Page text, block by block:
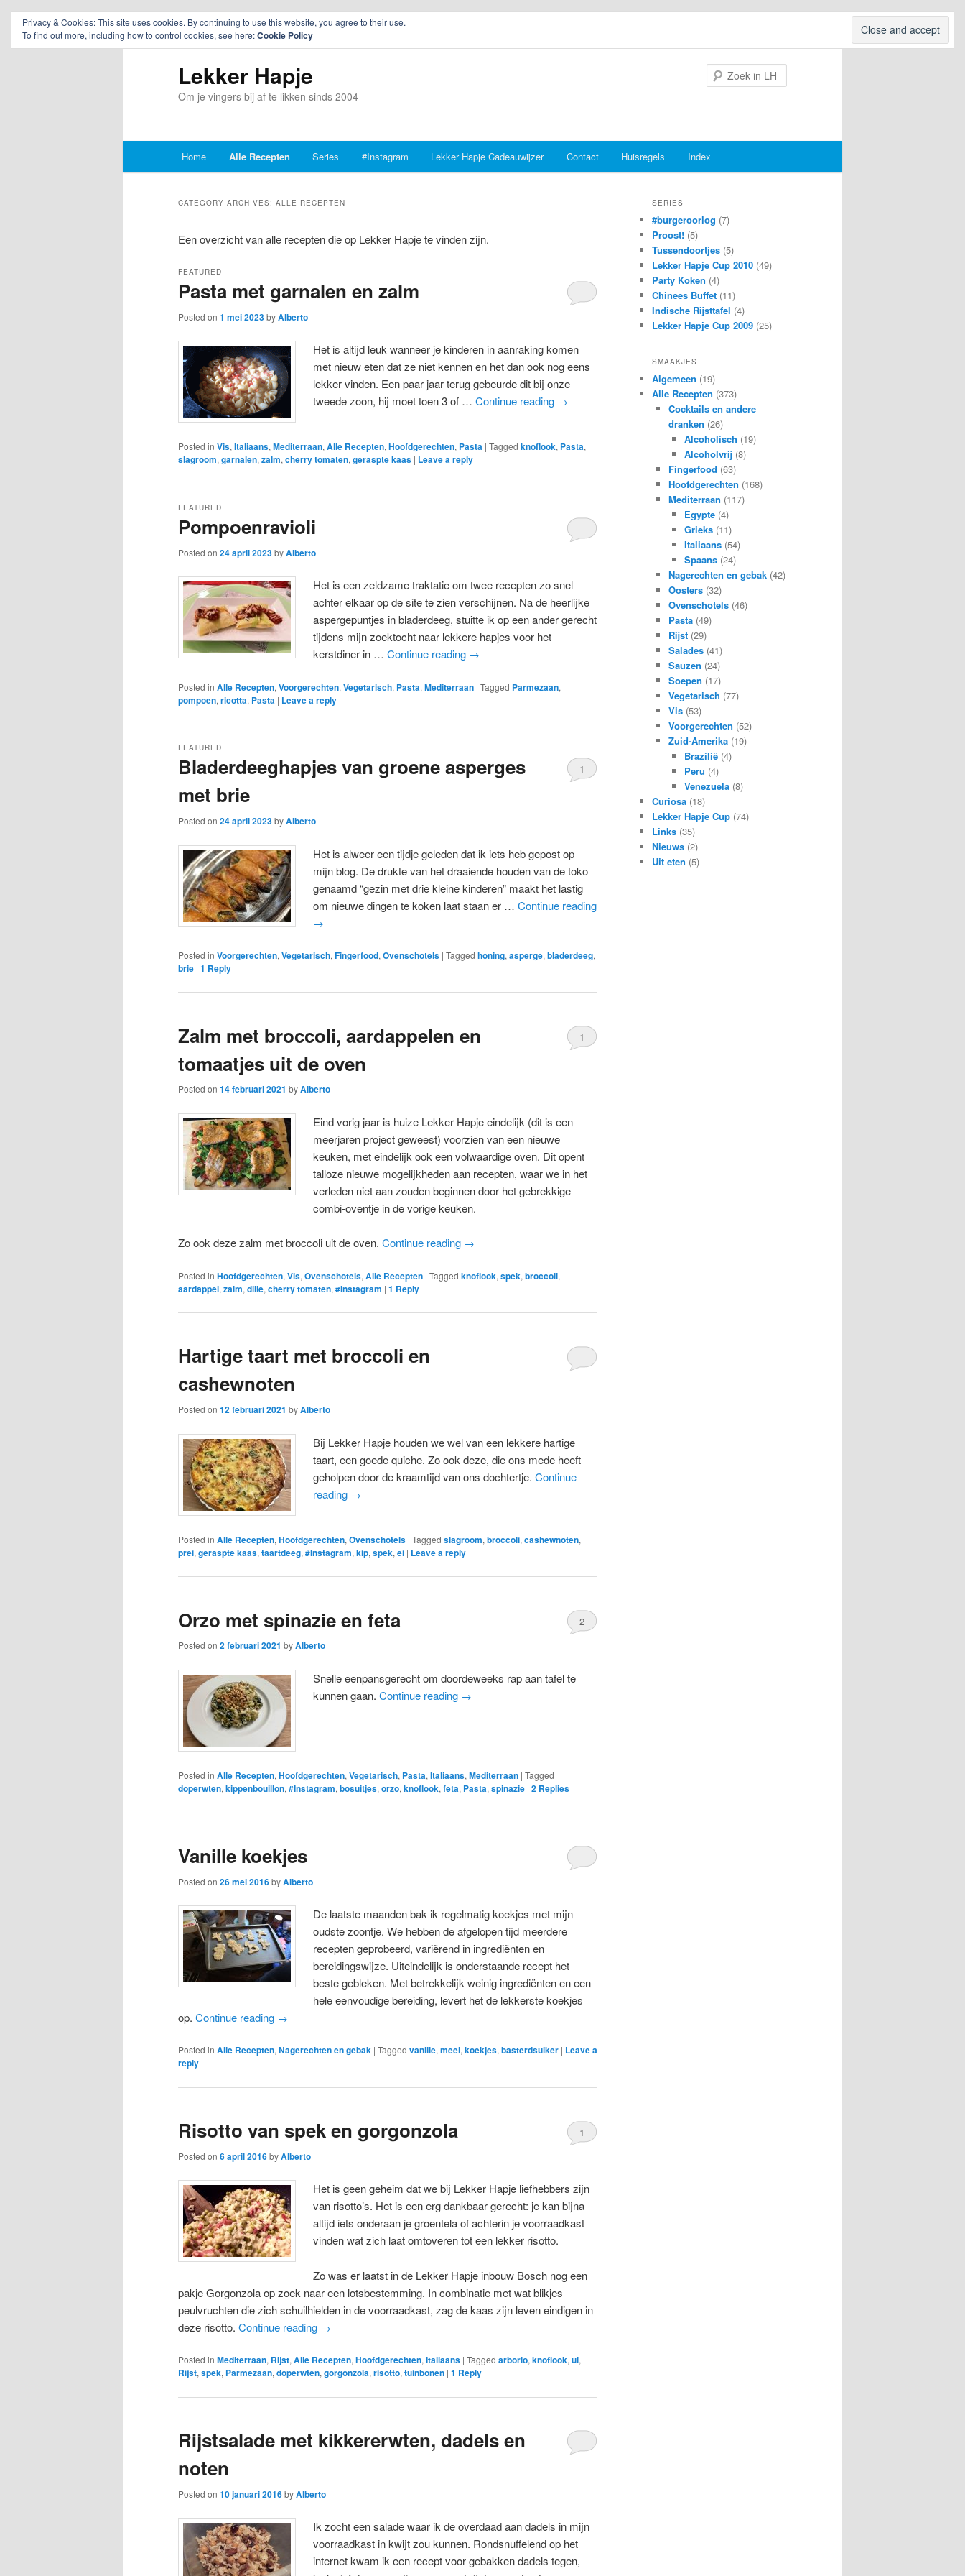
Lekker Hapje
Om je vingers bij af te likken sinds 2004
Skip
Skip
Home Alle Recepten Series #Instagram Lekker Hapje Cadeauwijzer Contact Huisregels Index
CATEGORY ARCHIVES: ALLE RECEPTEN
Een overzicht van alle recepten die op Lekker Hapje te vinden zijn.
Pasta met garnalen en zalm
FEATURED
Posted on 1 mei 2023byAlberto
Het is altijd leuk wanneer je kinderen in aanraking komen
met nieuw eten dat ze niet kennen en het dan ook nog eens
lekker vinden. Een paar jaar terug gebeurde dit bij onze
tweede zoon, hij moet toen 3 of …Continue reading →
Posted in Vis, Italiaans, Mediterraan, Alle Recepten, Hoofdgerechten, Pasta | Tagged knoflook, Pasta,
slagroom, garnalen, zalm, cherry tomaten, geraspte kaas | Leave a reply
Pompoenravioli
FEATURED
Posted on 24 april 2023byAlberto
Het is een zeldzame traktatie om twee recepten zo snel
achter elkaar op de site te zien verschijnen. Na de heerlijke
aspergepuntjes in bladerdeeg, stuitte ik op een ander gerecht
tijdens mijn zoektocht naar lekkere hapjes voor het
kerstdiner in …Continue reading →
Posted in Alle Recepten, Voorgerechten, Vegetarisch, Pasta, Mediterraan | Tagged Parmezaan,
pompoen, ricotta, Pasta | Leave a reply
Bladerdeeghapjes van groene asperges
met brie
FEATURED
Posted on 24 april 2023byAlberto
1
Het is alweer een tijdje geleden dat ik iets heb gepost op
mijn blog. De drukte van het draaiende houden van de toko
genaamd “gezin met drie kleine kinderen” maakt het lastig
om nieuwe dingen te koken laat staan er …Continue reading
→
Posted in Voorgerechten, Vegetarisch, Fingerfood, Ovenschotels | Tagged honing, asperge, bladerdeeg,
brie | 1 Reply
Zalm met broccoli, aardappelen en
tomaatjes uit de oven
Posted on 14 februari 2021 byAlberto
1
Eind vorig jaar is huize Lekker Hapje eindelijk (dit is een
meerjaren project geweest) voorzien van een nieuwe
keuken, met eindelijk ook een volwaardige oven. Dit opent
talloze nieuwe mogelijkheden aan recepten, waar we in het
verleden niet aan zouden beginnen door het gebrekkige
combi-oventje in de vorige keuken.
Zo ook deze zalm met broccoli uit de oven. Continue reading →
Posted in Hoofdgerechten, Vis, Ovenschotels, Alle Recepten | Tagged knoflook, spek, broccoli,
aardappel, zalm, dille, cherry tomaten, #Instagram | 1 Reply
Hartige taart met broccoli en
cashewnoten
Posted on 12 februari 2021 byAlberto
Bij Lekker Hapje houden we wel van een lekkere hartige
taart, een goede quiche. Zo ook deze, die ons mede heeft
geholpen door de kraamtijd van ons dochtertje.Continue
reading →
Posted in Alle Recepten, Hoofdgerechten, Ovenschotels | Tagged slagroom, broccoli, cashewnoten,
prei, geraspte kaas, taartdeeg, #Instagram, kip, spek, ei | Leave a reply
Orzo met spinazie en feta
Posted on 2 februari 2021 byAlberto
2
Snelle eenpansgerecht om doordeweeks rap aan tafel te
kunnen gaan.Continue reading →
Posted in Alle Recepten, Hoofdgerechten, Vegetarisch, Pasta, Italiaans, Mediterraan | Tagged
doperwten, kippenbouillon, #Instagram, bosuitjes, orzo, knoflook, feta, Pasta, spinazie | 2 Replies
Vanille koekjes
Posted on 26 mei 2016byAlberto
De laatste maanden bak ik regelmatig koekjes met mijn
oudste zoontje. We hebben de afgelopen tijd meerdere
recepten geprobeerd, variërend in ingrediënten en
bereidingswijze. Uiteindelijk is onderstaande recept het
beste gebleken. Met betrekkelijk weinig ingrediënten en een
hele eenvoudige bereiding, levert het de lekkerste koekjes
op. Continue reading →
Posted in Alle Recepten,Nagerechten en gebak | Tagged vanille,meel,koekjes,basterdsuiker | Leave a
reply
Risotto van spek en gorgonzola
Posted on 6 april 2016byAlberto
1
Het is geen geheim dat we bij Lekker Hapje liefhebbers zijn
van risotto’s. Het is een erg dankbaar gerecht: je kan bijna
altijd iets onderaan je groentela of achterin je voorraadkast
vinden wat zich laat omtoveren tot een lekker risotto.
Zo was er laatst in de Lekker Hapje inbouw Bosch nog een
pakje Gorgonzola op zoek naar een lotsbestemming. In combinatie met wat blikjes
peulvruchten die zich schuilhielden in de voorraadkast, zag de kaas zijn leven eindigen in
deze risotto. Continue reading →
Posted in Mediterraan, Rijst, Alle Recepten, Hoofdgerechten, Italiaans | Tagged arborio, knoflook, ui,
Rijst, spek, Parmezaan, doperwten, gorgonzola, risotto, tuinbonen | 1 Reply
Rijstsalade met kikkererwten, dadels en
noten
Posted on 10 januari 2016byAlberto
Ik zocht een salade waar ik de overdaad aan dadels in mijn
voorraadkast in kwijt zou kunnen. Rondsnuffelend op het
internet kwam ik een recept voor gebakken dadels tegen,
SERIES
#burgeroorlog (7)
Proost! (5)
Tussendoortjes (5)
Lekker Hapje Cup 2010 (49)
Party Koken (4)
Chinees Buffet (11)
Indische Rijsttafel (4)
Lekker Hapje Cup 2009 (25)
SMAAKJES
Algemeen (19)
Alle Recepten (373)
Cocktails en andere
dranken (26)
Alcoholisch (19)
Alcoholvrij (8)
Fingerfood (63)
Hoofdgerechten (168)
Mediterraan (117)
Egypte (4)
Grieks (11)
Italiaans (54)
Spaans (24)
Nagerechten en gebak(42)
Oosters(32)
Ovenschotels(46)
Pasta(49)
Rijst(29)
Salades(41)
Sauzen (24)
Soepen (17)
Vegetarisch (77)
Vis(53)
Voorgerechten (52)
Zuid-Amerika(19)
Brazilië (4)
Peru (4)
Venezuela (8)
Curiosa (18)
Lekker Hapje Cup (74)
Links (35)
Nieuws (2)
Uit eten (5)
Privacy & Cookies: This site uses cookies. By continuing to use this website, you agree to their use.
To find out more, including how to control cookies, see here:Cookie Policy